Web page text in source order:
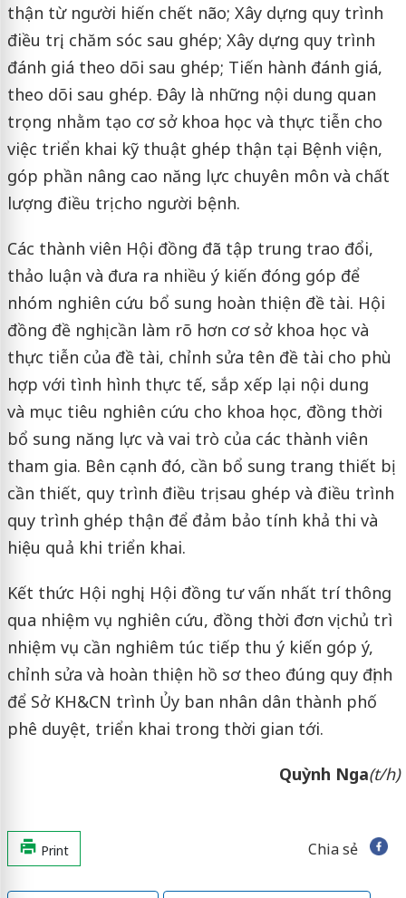
thận từ người hiến chết não; Xây dựng quy trình
điều trị, chăm sóc sau ghép; Xây dựng quy trình
đánh giá theo dõi sau ghép; Tiến hành đánh giá,
theo dõi sau ghép. Đây là những nội dung quan
trọng nhằm tạo cơ sở khoa học và thực tiễn cho
việc triển khai kỹ thuật ghép thận tại Bệnh viện,
góp phần nâng cao năng lực chuyên môn và chất
lượng điều trị cho người bệnh.
Các thành viên Hội đồng đã tập trung trao đổi,
thảo luận và đưa ra nhiều ý kiến đóng góp để
nhóm nghiên cứu bổ sung hoàn thiện đề tài. Hội
đồng đề nghị cần làm rõ hơn cơ sở khoa học và
thực tiễn của đề tài, chỉnh sửa tên đề tài cho phù
hợp với tình hình thực tế, sắp xếp lại nội dung
và mục tiêu nghiên cứu cho khoa học, đồng thời
bổ sung năng lực và vai trò của các thành viên
tham gia. Bên cạnh đó, cần bổ sung trang thiết bị
cần thiết, quy trình điều trị sau ghép và điều trình
quy trình ghép thận để đảm bảo tính khả thi và
hiệu quả khi triển khai.
Kết thức Hội nghị, Hội đồng tư vấn nhất trí thông
qua nhiệm vụ nghiên cứu, đồng thời đơn vị chủ trì
nhiệm vụ cần nghiêm túc tiếp thu ý kiến góp ý,
chỉnh sửa và hoàn thiện hồ sơ theo đúng quy định
để Sở KH&CN trình Ủy ban nhân dân thành phố
phê duyệt, triển khai trong thời gian tới.
Quỳnh Nga(t/h)
Print Chia sẻ